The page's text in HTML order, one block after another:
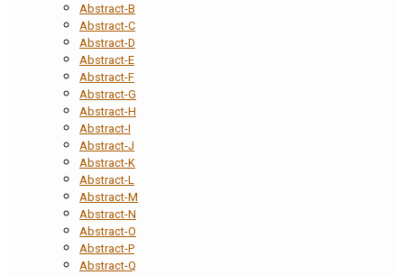
Abstract-B
Abstract-C
Abstract-D
Abstract-E
Abstract-F
Abstract-G
Abstract-H
Abstract-I
Abstract-J
Abstract-K
Abstract-L
Abstract-M
Abstract-N
Abstract-O
Abstract-P
Abstract-Q